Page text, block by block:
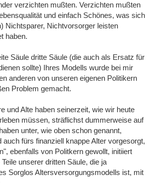
verzichten mußten. Verzichten mußten
und einfach Schönes, was sich
Nichtsparer, Nichtvorsorger leisten
haben.
Säule dritte Säule (die auch als Ersatz für
sollte) Ihres Modells wurde bei mir
anderen von unseren eigenen Politikern
Problem gemacht.
und Alte haben seinerzeit, wie wir heute
müssen, sträflichst dummerweise auf
unter, wie oben schon genannt,
auch fürs finanziell knappe Alter vorgesorgt,
ebenfalls von Politkern gewollt, initiiert
unserer dritten Säule, die ja
Sorglos Altersversorgungsmodells ist, mit